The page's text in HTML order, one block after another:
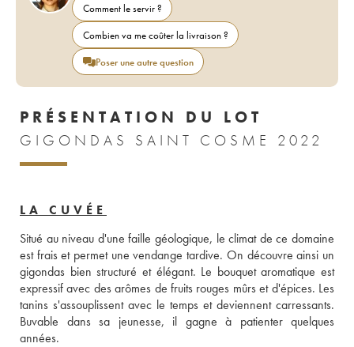
Comment le servir ?
Combien va me coûter la livraison ?
Poser une autre question
PRÉSENTATION DU LOT
GIGONDAS SAINT COSME 2022
LA CUVÉE
Situé au niveau d'une faille géologique, le climat de ce domaine
est frais et permet une vendange tardive. On découvre ainsi un
gigondas bien structuré et élégant. Le bouquet aromatique est
expressif avec des arômes de fruits rouges mûrs et d'épices. Les
tanins s'assouplissent avec le temps et deviennent carressants.
Buvable dans sa jeunesse, il gagne à patienter quelques
années.